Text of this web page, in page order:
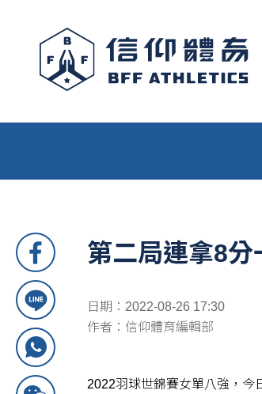
第二局連拿8
日期：2022-08-26 17:30
作者：信仰體育編輯部
2022羽球世錦賽女單八強，今